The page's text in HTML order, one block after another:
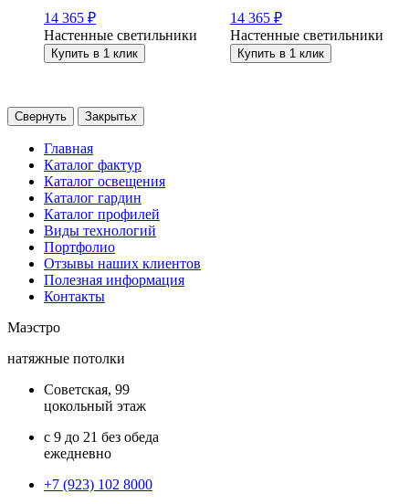
14 365 ₽
Настенные светильники
Купить в 1 клик
14 365 ₽
Настенные светильники
Купить в 1 клик
Свернуть Закрытьx
Главная
Каталог фактур
Каталог освещения
Каталог гардин
Каталог профилей
Виды технологий
Портфолио
Отзывы наших клиентов
Полезная информация
Контакты
Маэстро
натяжные потолки
Советская, 99
цокольный этаж
с 9 до 21 без обеда
ежедневно
+7 (923) 102 8000